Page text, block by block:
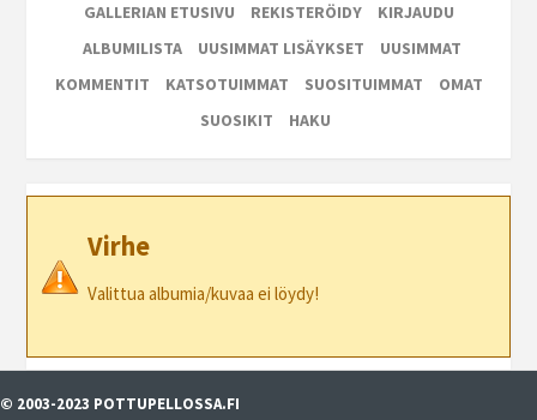
GALLERIAN ETUSIVU REKISTERÖIDY
KIRJAUDU
ALBUMILISTA
UUSIMMAT LISÄYKSET
UUSIMMAT
KOMMENTIT
KATSOTUIMMAT SUOSITUIMMAT
OMAT
SUOSIKIT
HAKU
Virhe
Valittua albumia/kuvaa ei löydy!
© 2003-2023 POTTUPELLOSSA.FI